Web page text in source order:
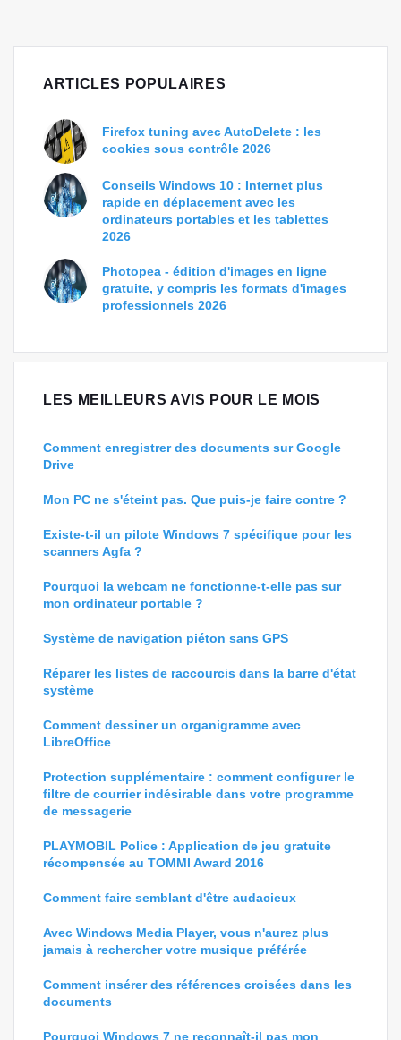
ARTICLES POPULAIRES
Firefox tuning avec AutoDelete : les
cookies sous contrôle 2026
Conseils Windows 10 : Internet plus
rapide en déplacement avec les
ordinateurs portables et les tablettes
2026
Photopea - édition d'images en ligne
gratuite, y compris les formats d'images
professionnels 2026
LES MEILLEURS AVIS POUR LE MOIS
Comment enregistrer des documents sur Google
Drive
Mon PC ne s'éteint pas. Que puis-je faire contre ?
Existe-t-il un pilote Windows 7 spécifique pour les
scanners Agfa ?
Pourquoi la webcam ne fonctionne-t-elle pas sur
mon ordinateur portable ?
Système de navigation piéton sans GPS
Réparer les listes de raccourcis dans la barre d'état
système
Comment dessiner un organigramme avec
LibreOffice
Protection supplémentaire : comment configurer le
filtre de courrier indésirable dans votre programme
de messagerie
PLAYMOBIL Police : Application de jeu gratuite
récompensée au TOMMI Award 2016
Comment faire semblant d'être audacieux
Avec Windows Media Player, vous n'aurez plus
jamais à rechercher votre musique préférée
Comment insérer des références croisées dans les
documents
Pourquoi Windows 7 ne reconnaît-il pas mon